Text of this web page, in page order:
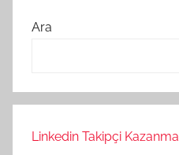
Ara
Linkedin Takipçi Kazanma